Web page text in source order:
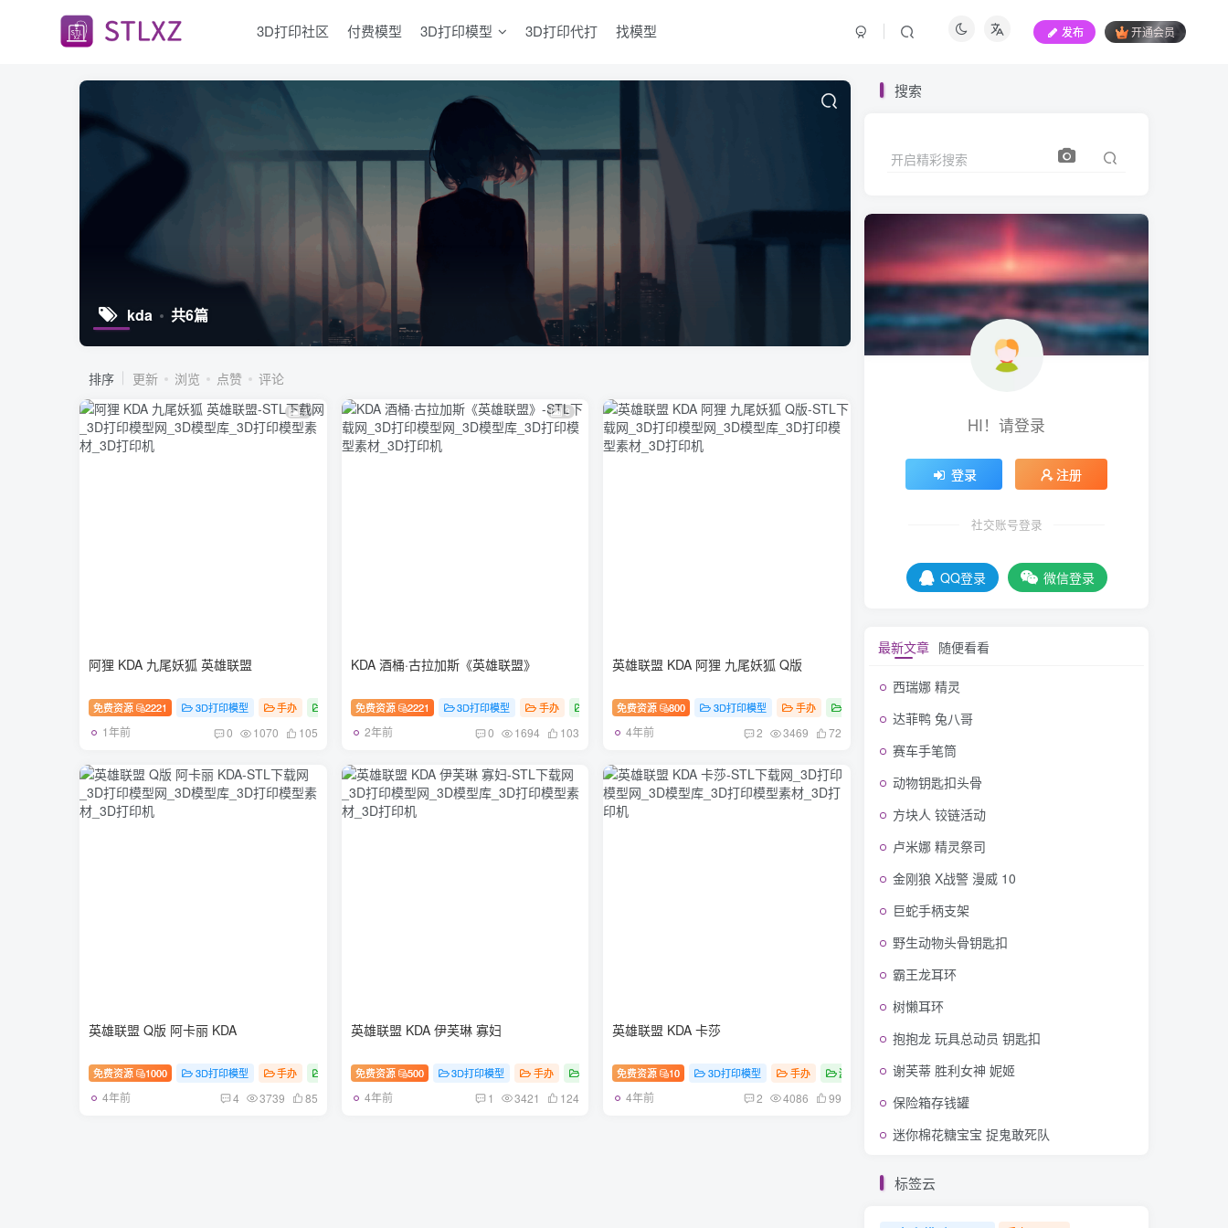
3D打印社区 付费模型 3D打印模型 3D打印代打 找模型 发布 开通会员
kda 共6篇
排序 更新 浏览 点赞 评论
4
阿狸 KDA 九尾妖狐 英雄联盟
免费资源 2221 3D打印模型 手办
1年前 0 1070 105
3
KDA 酒桶·古拉加斯《英雄联盟》
免费资源 2221 3D打印模型 手办
2年前 0 1694 103
英雄联盟 KDA 阿狸 九尾妖狐 Q版
免费资源 800 3D打印模型 手办
4年前 2 3469 72
英雄联盟 Q版 阿卡丽 KDA
免费资源 1000 3D打印模型 手办 英雄联盟
4年前 4 3739 85
英雄联盟 KDA 伊芙琳 寡妇
免费资源 500 3D打印模型 手办 英雄联盟
4年前 1 3421 124
英雄联盟 KDA 卡莎
免费资源 10 3D打印模型 手办 游戏 英雄联盟
4年前 2 4086 99
搜索
开启精彩搜索
HI！请登录
登录 注册
社交账号登录
QQ登录 微信登录
最新文章 随便看看
西瑞娜 精灵
达菲鸭 兔八哥
赛车手笔筒
动物钥匙扣头骨
方块人 铰链活动
卢米娜 精灵祭司
金刚狼 X战警 漫威 10
巨蛇手柄支架
野生动物头骨钥匙扣
霸王龙耳环
树懒耳环
抱抱龙 玩具总动员 钥匙扣
谢芙蒂 胜利女神 妮姬
保险箱存钱罐
迷你棉花糖宝宝 捉鬼敢死队
标签云